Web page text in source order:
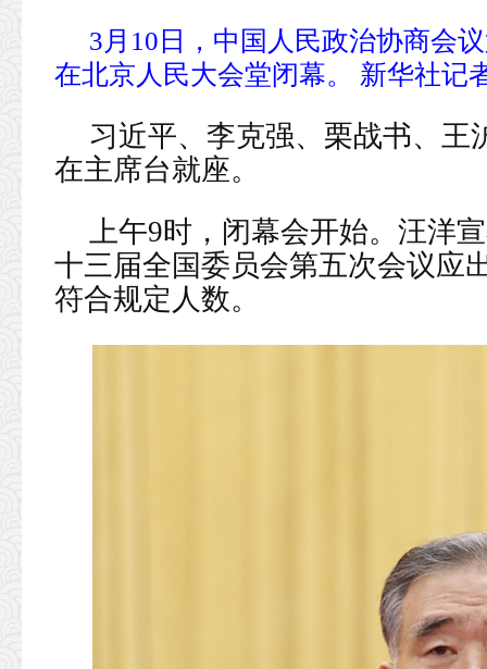
3月10日，中国人民政治协商会
在北京人民大会堂闭幕。 新华社记
习近平、李克强、栗战书、王
在主席台就座。
上午9时，闭幕会开始。汪洋
十三届全国委员会第五次会议应
符合规定人数。